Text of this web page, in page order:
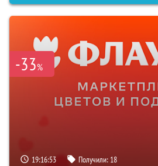
-33%
19:16:51 Получили: 18